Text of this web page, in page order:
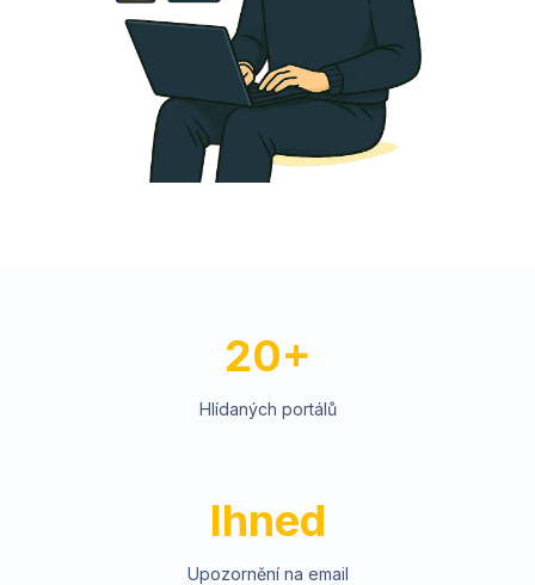
20+
Hlídaných portálů
Ihned
Upozornění na email